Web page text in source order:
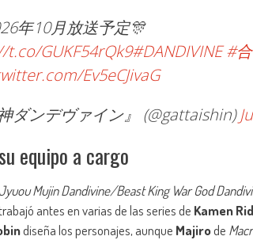
年10月放送予定🎊
GUKF54rQk9#DANDIVINE #
Ev5eCJivaG
ダンデヴァイン』 (@gattaishin)
equipo a cargo
Jyuou Mujin Dandivine/Beast King War God
antes en varias de las series de Kamen
diseña los personajes, aunque Majirode